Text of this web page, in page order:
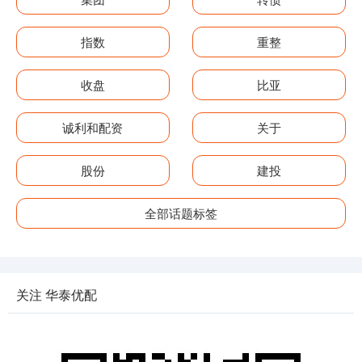
指数 重整
收盘 比亚
诚利和配资 关于
股份 建投
全部话题标签
关注 华泰优配